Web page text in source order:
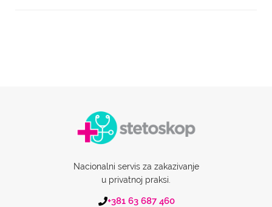
Nacionalni servis za zakazivanje
u privatnoj praksi.
+381 63 687 460